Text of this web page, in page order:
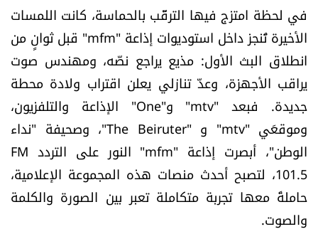
كتّابنا
تحت المجهر
آراء
اقتصاد
العالم
في لحظة امتزج فيها الترقّب بالحماسة، كانت اللمسات
الأخيرة تُنجز داخل استوديوات إذاعة "mfm" قبل ثوانٍ من
انطلاق البث الأول: مذيع يراجع نصّه، ومهندس صوت
يراقب الأجهزة، وعدّ تنازلي يعلن اقتراب ولادة محطة
جديدة. فبعد "mtv" و"One" الإذاعة والتلفزيون،
وموقعَي "mtv" و "The Beiruter"، وصحيفة "نداء
الوطن"، أبصرت إذاعة "mfm" النور على التردد FM
101.5، لتصبح أحدث منصات هذه المجموعة الإعلامية،
حاملةً معها تجربة متكاملة تعبر بين الصورة والكلمة
والصوت.